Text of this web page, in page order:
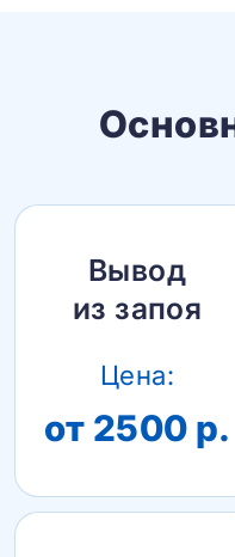
Вывод
из запоя
Цена:
от 2500 р.